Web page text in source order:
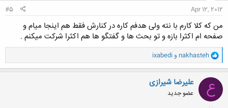
Apr 12, 2012
#5
من که کلا کارم با نته ولی هدفم کاره در کنارش فقط هم اینجا میام و
صفحه ام اکثرا بازه و تو بحث ها و گفتگو ها هم اکثرا شرکت میکنم .
و
ا
ک
ن
ش
ه
ا
nakhasteh و ixabedi
ع علیرضا شیرازی
عضو جدید